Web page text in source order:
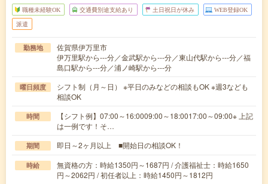
職種未経験OK 交通費別途支給あり 土日祝日が休み WEB登録OK
派遣
勤務地
佐賀県伊万里市
伊万里駅から---分／金武駅から---分／東山代駅から---分／福
島口駅から---分／浦ノ崎駅から---分
曜日頻度
シフト制（月～日） ※平日のみなどの相談もOK ※週3なども
相談OK
時間
【シフト例】07:00～16:0009:00～18:0017:00～09:00※ 上記
は一例です！そ…
期間 即日～2ヶ月以上 ■開始日の相談OK！
時給
無資格の方：時給1350円～1687円 / 介護福祉士：時給1650
円～2062円 / 初任者以上：時給1450円～1812円